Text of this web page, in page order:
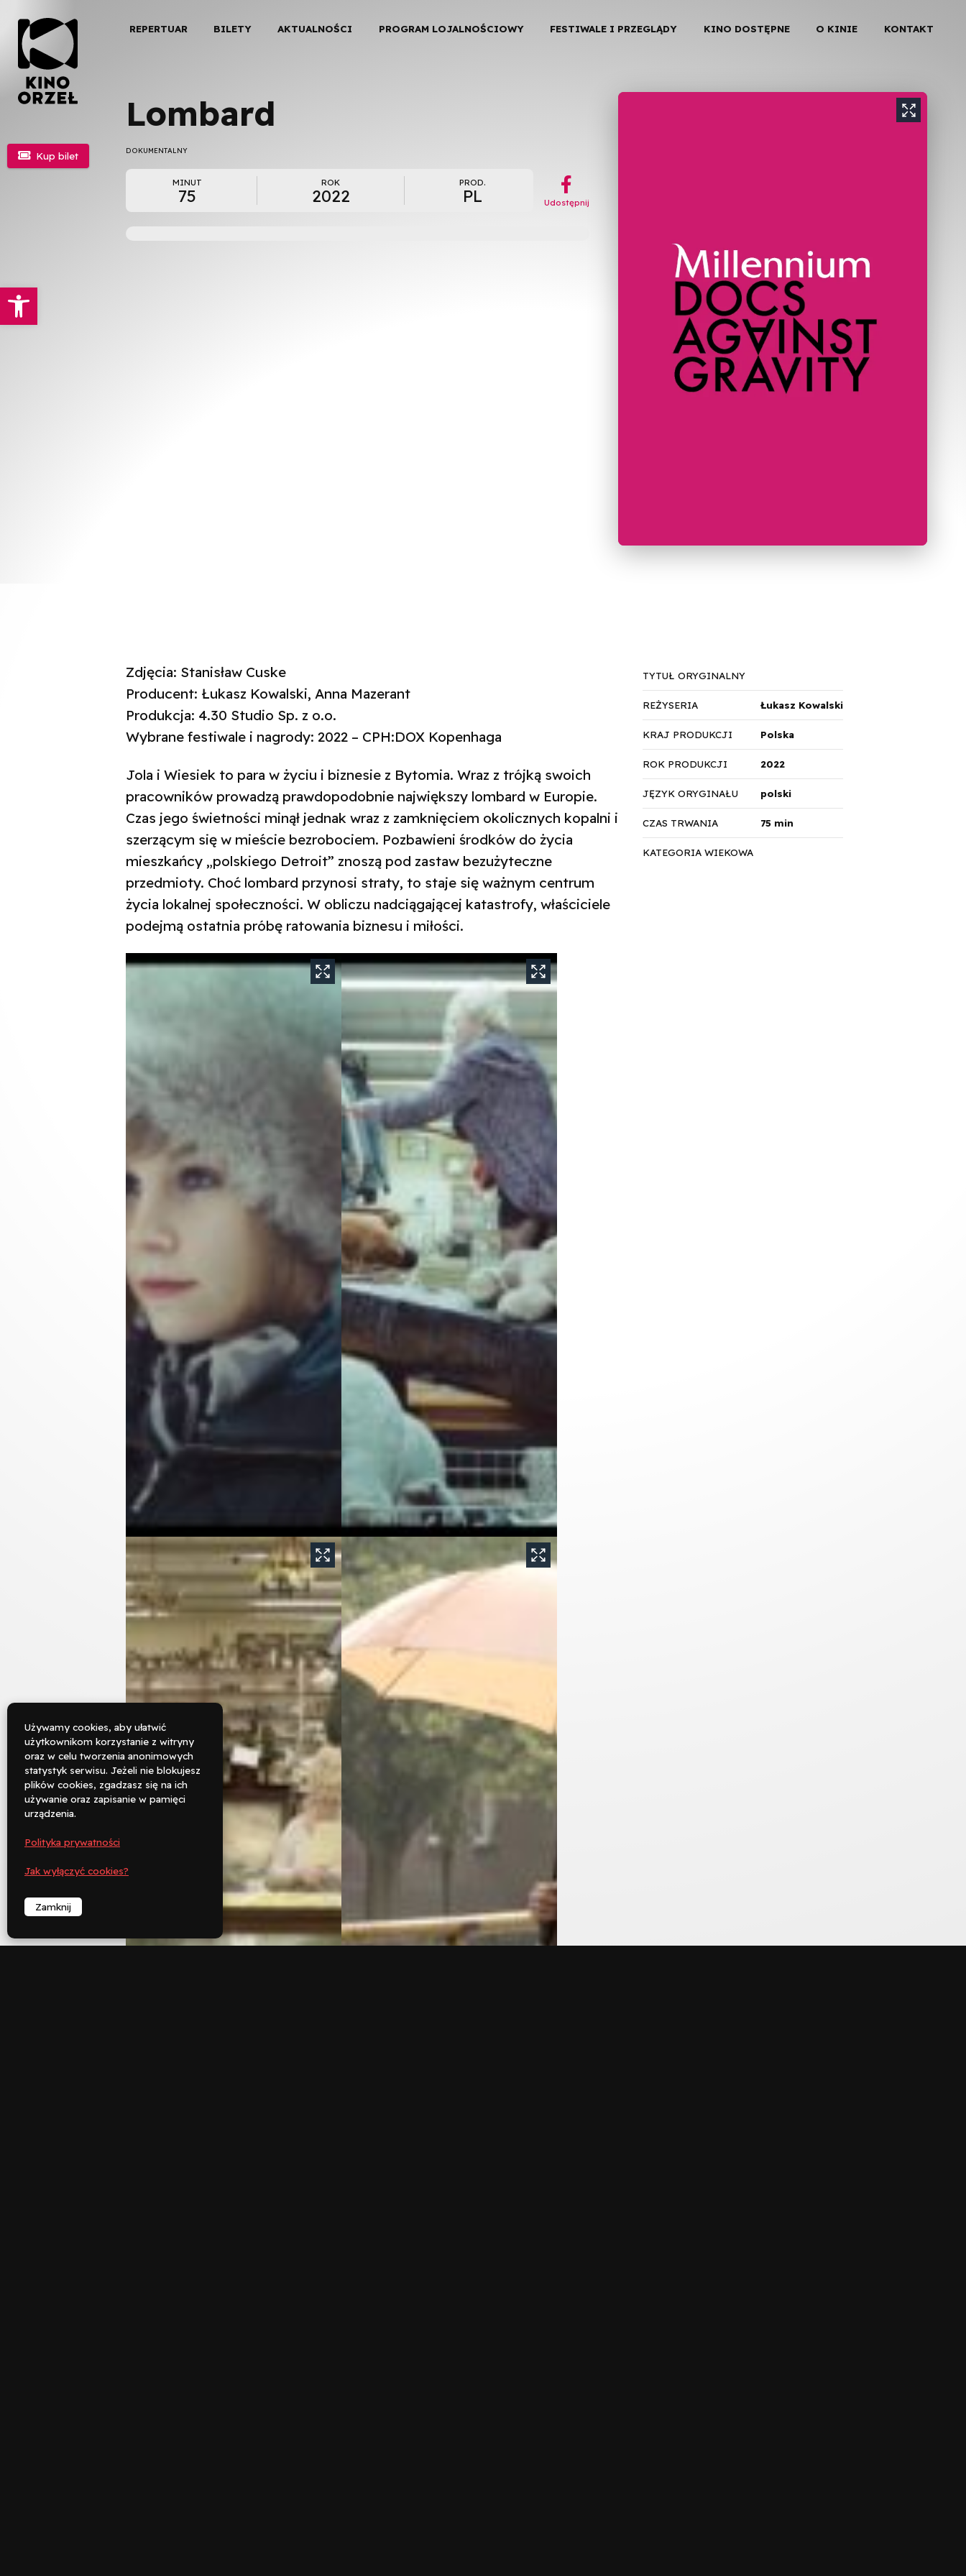
Otwórz pasek narzędzi
REPERTUAR BILETY AKTUALNOŚCI PROGRAM LOJALNOŚCIOWY FESTIWALE I PRZEGLĄDY KINO DOSTĘPNE O KINIE KONTAKT
Lombard
DOKUMENTALNY
MINUT
75
ROK
2022
PROD.
PL
︁
Udostępnij
 Kup bilet
Zdjęcia: Stanisław Cuske
Producent: Łukasz Kowalski, Anna Mazerant
Produkcja: 4.30 Studio Sp. z o.o.
Wybrane festiwale i nagrody: 2022 – CPH:DOX Kopenhaga
Jola i Wiesiek to para w życiu i biznesie z Bytomia. Wraz z trójką swoich
pracowników prowadzą prawdopodobnie największy lombard w Europie.
Czas jego świetności minął jednak wraz z zamknięciem okolicznych kopalni i
szerzącym się w mieście bezrobociem. Pozbawieni środków do życia
mieszkańcy „polskiego Detroit” znoszą pod zastaw bezużyteczne
przedmioty. Choć lombard przynosi straty, to staje się ważnym centrum
życia lokalnej społeczności. W obliczu nadciągającej katastrofy, właściciele
podejmą ostatnia próbę ratowania biznesu i miłości.
TYTUŁ ORYGINALNY
REŻYSERIA Łukasz Kowalski
KRAJ PRODUKCJI Polska
ROK PRODUKCJI 2022
JĘZYK ORYGINAŁU polski
CZAS TRWANIA 75 min
KATEGORIA WIEKOWA

Rezerwuj

︁
︁
Używamy cookies, aby ułatwić
użytkownikom korzystanie z witryny
oraz w celu tworzenia anonimowych
statystyk serwisu. Jeżeli nie blokujesz
plików cookies, zgadzasz się na ich
używanie oraz zapisanie w pamięci
urządzenia.
Polityka prywatności
Jak wyłączyć cookies?
Zamknij